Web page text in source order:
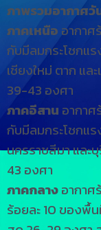
ภาพรวมอากาศวั
ภาคเหนือ อากา
กับมีลมกระโชกแ
เชียงใหม่ ตาก แ
39-43 องศา
ภาคอีสาน อากา
กับมีลมกระโชกแ
นครราชสีมา แล
43 องศา
ภาคกลางอากาศ
ร้อยละ 10 ของพื้